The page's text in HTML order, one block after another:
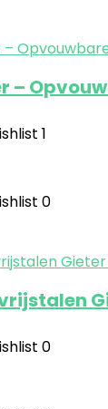
–
1
0
0